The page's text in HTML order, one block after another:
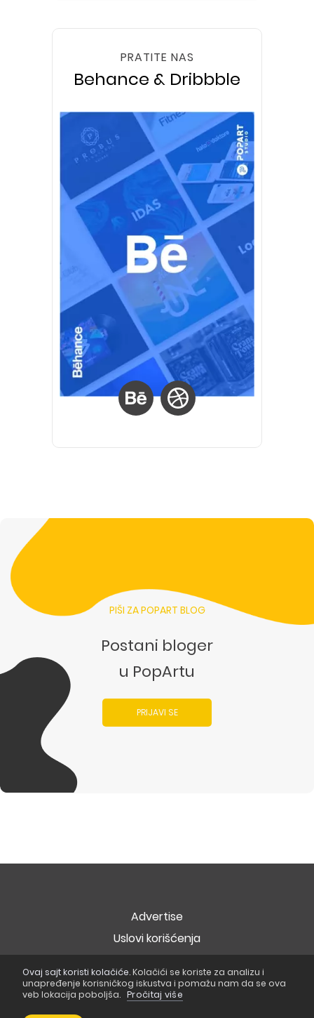
PRATITE NAS
Behance & Dribbble
PIŠI ZA POPART BLOG
Postani bloger
u PopArtu
PRIJAVI SE
Advertise
Uslovi korišćenja
Politika privatnosti
Politika o kolačićima
Copyright © 2026
Ovaj sajt koristi kolačiće.Kolačići se koriste za analizu i
unapređenje korisničkog iskustva i pomažu nam da se ova
veb lokacija poboljša. Pročitaj više